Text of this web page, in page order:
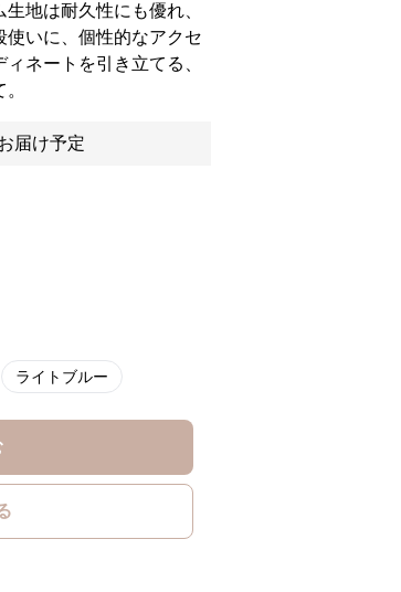
地は耐久性にも優れ、
いに、個性的なアクセ
ネートを引き立てる、
届け予定
ライトブルー